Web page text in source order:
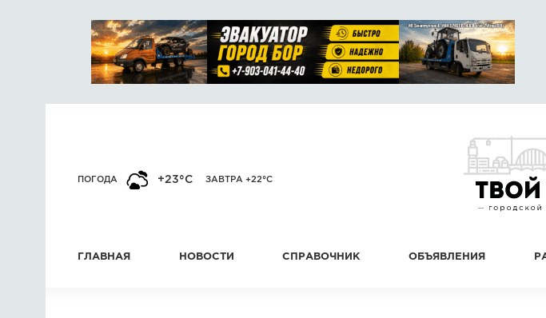
ПОГОДА +23°C ЗАВТРА +22°C
ГЛАВНАЯ НОВОСТИ СПРАВОЧНИК ОБЪЯВЛЕНИЯ